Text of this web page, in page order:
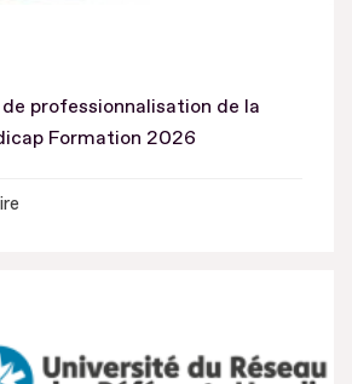
professionnalisation de la
Formation 2026